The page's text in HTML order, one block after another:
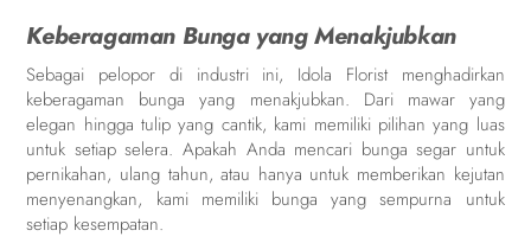
Keberagaman Bunga yang Menakjubkan
Sebagai pelopor di industri ini, Idola Florist menghadirkan
keberagaman bunga yang menakjubkan. Dari mawar yang
elegan hingga tulip yang cantik, kami memiliki pilihan yang luas
untuk setiap selera. Apakah Anda mencari bunga segar untuk
pernikahan, ulang tahun, atau hanya untuk memberikan kejutan
menyenangkan, kami memiliki bunga yang sempurna untuk
setiap kesempatan.